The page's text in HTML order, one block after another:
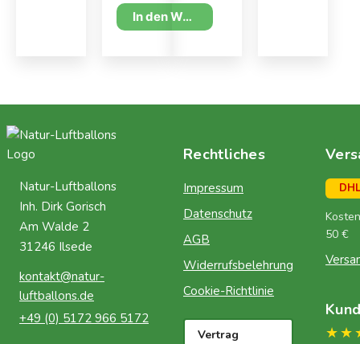
In den Warenkorb
Natur-Luftballons
Inh. Dirk Gorisch
Am Walde 2
31246 Ilsede
kontakt@natur-
luftballons.de
+49 (0) 5172 966 5172
Rechtliches
Impressum
Datenschutz
AGB
Widerrufsbelehrung
Cookie-Richtlinie
Vertrag
DHL
50 €